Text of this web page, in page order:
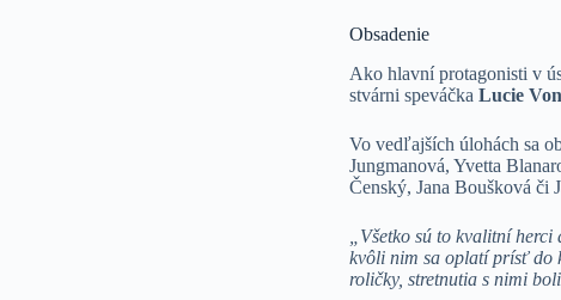
Obsadenie
Ako hlavní protagonisti v
stvárni speváčka Lucie
Vo vedľajších úlohách sa
Jungmanová, Yvetta
Čenský, Jana Boušková či
„Všetko sú to kvalitní
kvôli nim sa oplatí prísť do
roličky, stretnutia s nimi